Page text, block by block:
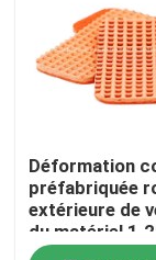
À propos de
Contrôle de
Déformation
préfabriquée
extérieure de
du matériel
de voie